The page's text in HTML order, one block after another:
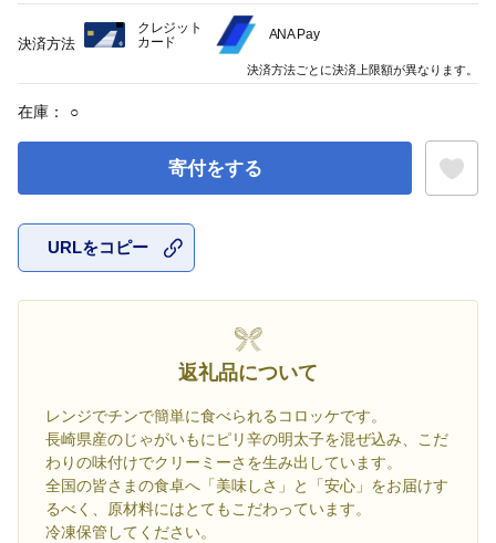
在庫： ○
寄付をする
URLをコピー
返礼品について
レンジでチンで簡単に食べられるコロッケです。
長崎県産のじゃがいもにピリ辛の明太子を混ぜ込み、こだ
わりの味付けでクリーミーさを生み出しています。
全国の皆さまの食卓へ「美味しさ」と「安心」をお届けす
るべく、原材料にはとてもこだわっています。
冷凍保管してください。
決済方法
クレジット
カード
ANA Pay
決済方法ごとに決済上限額が異なります。